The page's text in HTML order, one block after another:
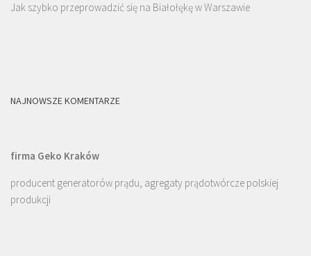
Jak szybko przeprowadzić się na Białołękę w Warszawie
NAJNOWSZE KOMENTARZE
firma Geko Kraków
producent generatorów prądu, agregaty prądotwórcze polskiej
produkcji